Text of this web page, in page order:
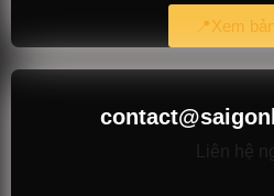
📍Xem
Liên hệ